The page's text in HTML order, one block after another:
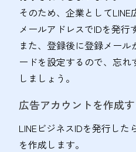
そのため、企業としてLINE
メールアドレスでIDを発行
また、登録後に登録メー
ードを設定するので、忘
しましょう。
広告アカウントを作成す
LINEビジネスIDを発行し
を作成します。